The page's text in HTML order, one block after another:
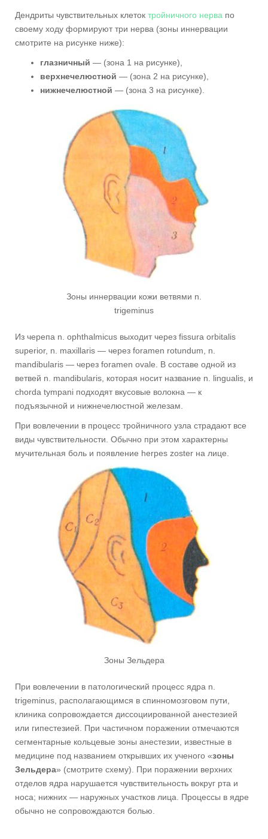
Дендриты чувствительных клеток тройничного нерва по
своему ходу формируют три нерва (зоны иннервации
смотрите на рисунке ниже):
глазничный — (зона 1 на рисунке),
верхнечелюстной — (зона 2 на рисунке),
нижнечелюстной — (зона 3 на рисунке).
Зоны иннервации кожи ветвями n.
trigeminus
Из черепа n. ophthalmicus выходит через fissura orbitalis
superior, n. maxillaris — через foramen rotundum, n.
mandibularis — через foramen ovale. В составе одной из
ветвей n. mandibularis, которая носит название n. lingualis, и
chorda tympani подходят вкусовые волокна — к
подъязычной и нижнечелюстной железам.
При вовлечении в процесс тройничного узла страдают все
виды чувствительности. Обычно при этом характерны
мучительная боль и появление herpes zoster на лице.
Зоны Зельдера
При вовлечении в патологический процесс ядра n.
trigeminus, располагающимся в спинномозговом пути,
клиника сопровождается диссоциированной анестезией
или гипестезией. При частичном поражении отмечаются
сегментарные кольцевые зоны анестезии, известные в
медицине под названием открывших их ученого «зоны
Зельдера» (смотрите схему). При поражении верхних
отделов ядра нарушается чувствительность вокруг рта и
носа; нижних — наружных участков лица. Процессы в ядре
обычно не сопровождаются болью.